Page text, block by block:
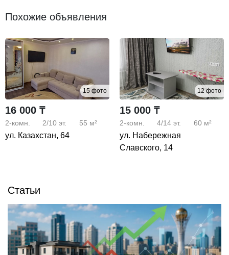
Похожие объявления
15 фото
16 000 ₸
2-комн. 2/10 эт. 55 м²
ул. Казахстан, 64
12 фото
15 000 ₸
2-комн. 4/14 эт. 60 м²
ул. Набережная
Славского, 14
Статьи